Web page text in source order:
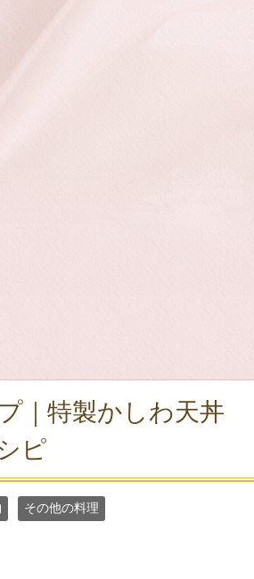
｜特製かしわ天丼
ピ
その他の料理